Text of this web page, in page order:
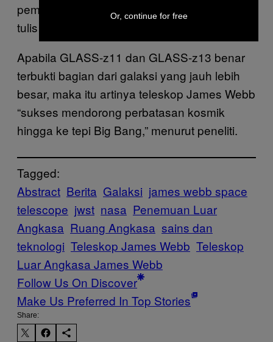
pembentukan bintang yang sangat tinggi,”
tulis para peneliti.
Apabila GLASS-z11 dan GLASS-z13 benar
terbukti bagian dari galaksi yang jauh lebih
besar, maka itu artinya teleskop James Webb
“sukses mendorong perbatasan kosmik
hingga ke tepi Big Bang,” menurut peneliti.
Tagged:
Abstract Berita Galaksi james webb space
telescope jwst nasa Penemuan Luar
Angkasa Ruang Angkasa sains dan
teknologi Teleskop James Webb Teleskop
Luar Angkasa James Webb
Follow Us On Discover
Make Us Preferred In Top Stories
Share:
Or, continue for free